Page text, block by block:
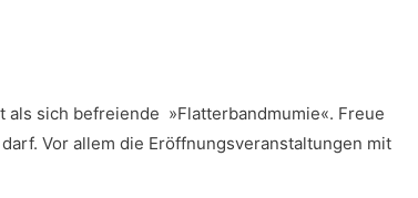
als sich befrei­en­de »Flat­ter­band­mu­mie«. Freue
Vor allem die Eröff­nungs­ver­an­stal­tun­gen mit